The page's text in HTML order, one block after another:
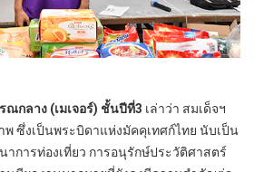
กลาง (เมเจอร์) ชั้นปีที่3 เล่าว่า สมเด็จฯ
ซึ่งเป็นพระบิดาแห่งมัคคุเทศก์ไทย นับเป็น
การท่องเที่ยว การอนุรักษ์ประวัติศาสตร์